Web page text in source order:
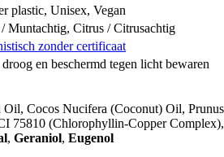
plastic, Unisex, Vegan
Muntachtig, Citrus / Citrusachtig
zonder certificaat
en beschermd tegen licht bewaren
Oil, Cocos Nucifera (Coconut) Oil,
75810 (Chlorophyllin-Copper
, Geraniol, Eugenol